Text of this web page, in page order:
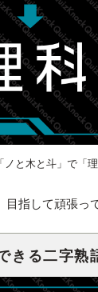
と木と斗」で「
目指して頑張
きる二字熟